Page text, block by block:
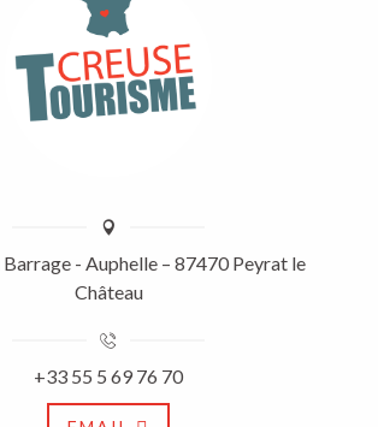
Barrage - Auphelle – 87470 Peyrat le
Château
+33 55 5 69 76 70